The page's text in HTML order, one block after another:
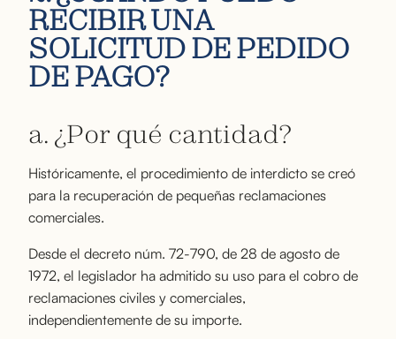
RECIBIR UNA
SOLICITUD DE PEDIDO
DE PAGO?
a. ¿Por qué cantidad?
Históricamente, el procedimiento de interdicto se creó
para la recuperación de pequeñas reclamaciones
comerciales.
Desde el decreto núm. 72-790, de 28 de agosto de
1972, el legislador ha admitido su uso para el cobro de
reclamaciones civiles y comerciales,
independientemente de su importe.